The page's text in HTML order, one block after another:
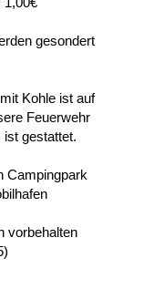
gesondert
Kohle ist auf
Feuerwehr
gestattet.
Campingpark
vorbehalten